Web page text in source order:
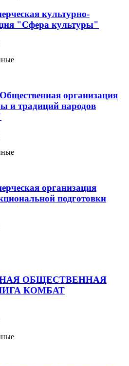
культурно-
"Сфера культуры"
организация
и традиций народов
организация
подготовки
ОБЩЕСТВЕННАЯ
КОМБАТ